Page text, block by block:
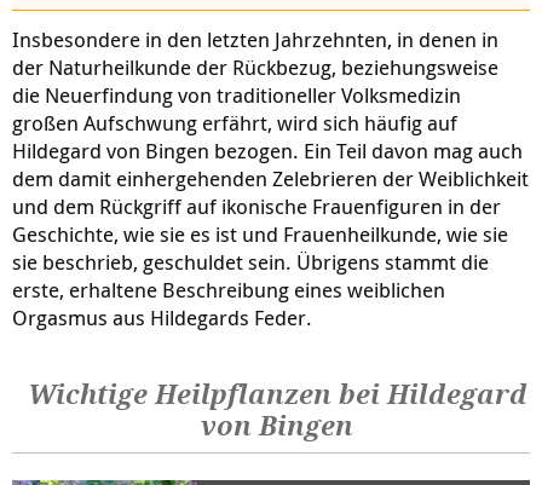
Insbesondere in den letzten Jahrzehnten, in denen in
der Naturheilkunde der Rückbezug, beziehungsweise
die Neuerfindung von traditioneller Volksmedizin
großen Aufschwung erfährt, wird sich häufig auf
Hildegard von Bingen bezogen. Ein Teil davon mag auch
dem damit einhergehenden Zelebrieren der Weiblichkeit
und dem Rückgriff auf ikonische Frauenfiguren in der
Geschichte, wie sie es ist und Frauenheilkunde, wie sie
sie beschrieb, geschuldet sein. Übrigens stammt die
erste, erhaltene Beschreibung eines weiblichen
Orgasmus aus Hildegards Feder.
Wichtige Heilpflanzen bei Hildegard
von Bingen